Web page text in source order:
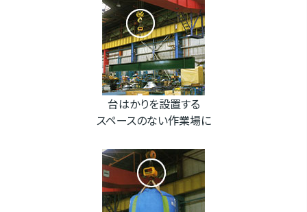
台はかりを設置する
スペースのない作業場に